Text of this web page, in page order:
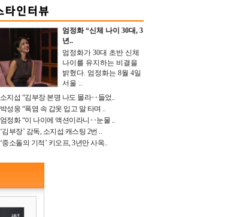
엄정화 “신체 나이 30대, 3
년..
엄정화가 30대 초반 신체
나이를 유지하는 비결을
밝혔다. 엄정화는 8월 4일
서울 ..
소지섭 “김부장 본명 나도 몰라‥들었..
박성웅 “폭염 속 갑옷 입고 말 타며 ..
엄정화 “이 나이에 액션이라니‥눈물 ..
‘김부장’ 감독, 소지섭 캐스팅 2번 ..
‘중소돌의 기적’ 키오프, 3년만 사옥..